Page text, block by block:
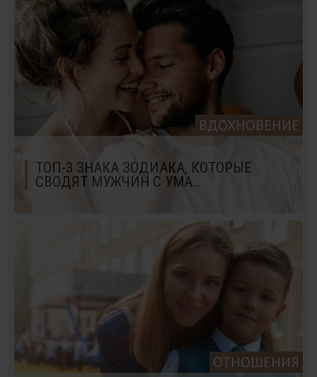
ВДОХНОВЕНИЕ
ТОП-3 ЗНАКА ЗОДИАКА, КОТОРЫЕ
СВОДЯТ МУЖЧИН С УМА…
ОТНОШЕНИЯ